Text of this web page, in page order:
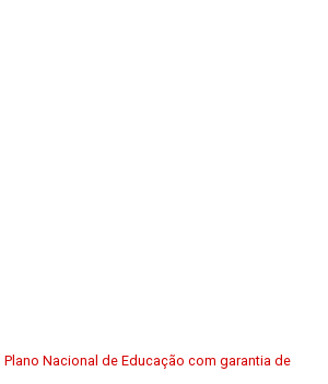
Plano Nacional de Educação com garantia de